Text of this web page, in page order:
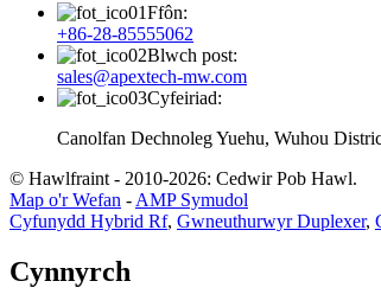
Ffôn:
+86-28-85555062
Blwch post:
sales@apextech-mw.com
Cyfeiriad:
Canolfan Dechnoleg Yuehu, Wuhou
© Hawlfraint - 2010-2026: Cedwir Pob Hawl.
Map o'r Wefan - AMP Symudol
Cyfunydd Hybrid Rf, Gwneuthurwyr Duplexer,
Cynnyrch